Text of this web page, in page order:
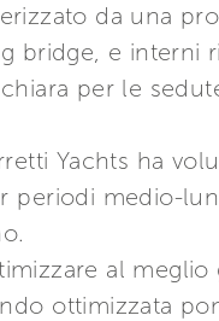
da una
bridge, e interni
per le
Yachts ha
medio-
al meglio
ottimizzata